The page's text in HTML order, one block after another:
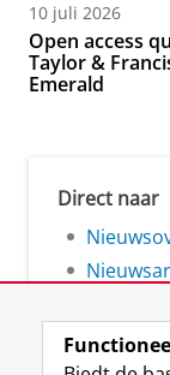
10 juli 2026
Open access
Taylor &
Emerald
Direct naar